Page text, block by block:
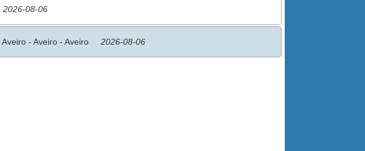
2026-08-06
Aveiro - Aveiro - Aveiro 2026-08-06